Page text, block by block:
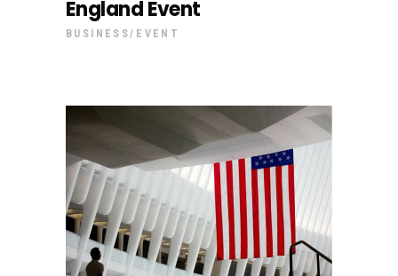
England Event
BUSINESS EVENT